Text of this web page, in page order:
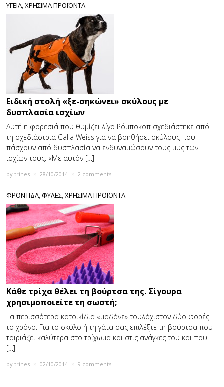
ΥΓΕΙΑ,ΧΡΗΣΙΜΑ ΠΡΟΪΟΝΤΑ
Ειδική στολή «ξε-σηκώνει» σκύλους με
δυσπλασία ισχίων
Αυτή η φορεσιά που θυμίζει λίγο Ρόμποκοπ σχεδιάστηκε από
τη σχεδιάστρια Galia Weiss για να βοηθήσει σκύλους που
πάσχουν από δυσπλασία να ενδυναμώσουν τους μυς των
ισχίων τους. «Με αυτόν […]
bytrihes 28/10/2014 2 comments
ΦΡΟΝΤΙΔΑ,ΦΥΛΕΣ,ΧΡΗΣΙΜΑ ΠΡΟΪΟΝΤΑ
Κάθε τρίχα θέλει τη βούρτσα της. Σίγουρα
χρησιμοποιείτε τη σωστή;
Τα περισσότερα κατοικίδια «μαδάνε» τουλάχιστον δύο φορές
το χρόνο. Για το σκύλο ή τη γάτα σας επιλέξτε τη βούρτσα που
ταιριάζει καλύτερα στο τρίχωμα και στις ανάγκες του και που
[…]
bytrihes 02/10/2014 9 comments